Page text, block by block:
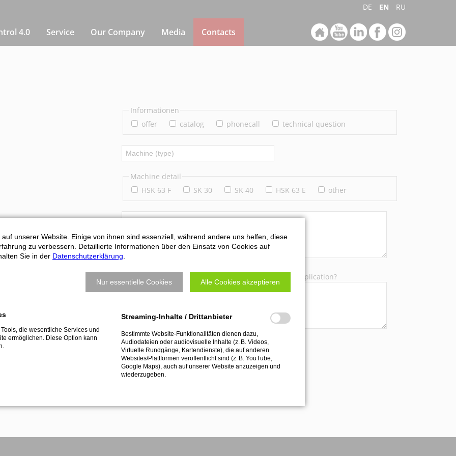
4.0 Service Our Company Media Contacts
DE EN RU
Informationen
offer
catalog phonecall technical question
Machine detail
HSK 63 F
SK 30 SK 40 HSK 63 E other
Which material do you want to process with which application?
send form...
unserer Website. Einige von ihnen sind essenziell, während andere uns helfen, diese
zu verbessern. Detaillierte Informationen über den Einsatz von Cookies auf
Sie in der Datenschutzerklärung.
Nur essentielle Cookies Alle Cookies akzeptieren
die wesentliche Services und
ermöglichen. Diese Option kann
Streaming-Inhalte / Drittanbieter
Bestimmte Website-Funktionalitäten dienen dazu,
Audiodateien oder audiovisuelle Inhalte (z. B. Videos,
Virtuelle Rundgänge, Kartendienste), die auf anderen
Websites/Plattformen veröffentlicht sind (z. B. YouTube,
Google Maps), auch auf unserer Website anzuzeigen und
wiederzugeben.